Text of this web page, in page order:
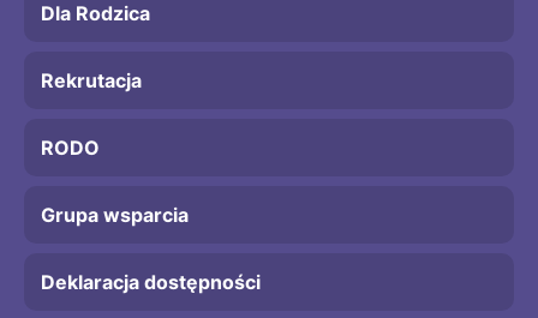
Dla Rodzica
Rekrutacja
RODO
Grupa wsparcia
Deklaracja dostępności